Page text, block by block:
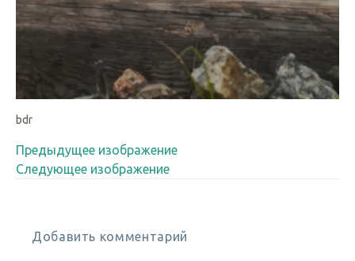
bdr
Предыдущее изображение
Следующее изображение
Добавить комментарий